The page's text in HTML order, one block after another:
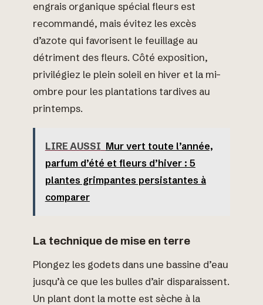
engrais organique spécial fleurs est
recommandé, mais évitez les excès
d’azote qui favorisent le feuillage au
détriment des fleurs. Côté exposition,
privilégiez le plein soleil en hiver et la mi-
ombre pour les plantations tardives au
printemps.
LIRE AUSSI Mur vert toute l’année,
parfum d’été et fleurs d’hiver : 5
plantes grimpantes persistantes à
comparer
La technique de mise en terre
Plongez les godets dans une bassine d’eau
jusqu’à ce que les bulles d’air disparaissent.
Un plant dont la motte est sèche à la